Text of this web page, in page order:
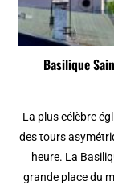
Basilique
La plus célèbre
des tours
heure. La
grande place du